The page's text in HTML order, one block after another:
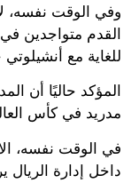
وفي الوقت نفسه،
القدم متواجدين
للغاية مع
المؤكد حاليًا أن
مدريد في كأس العالم
في الوقت نفسه،
داخل إدارة الريال